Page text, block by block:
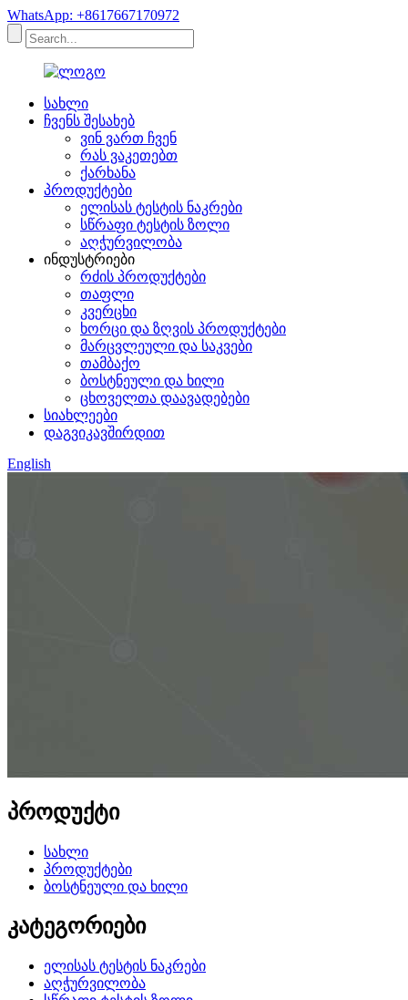
WhatsApp: +8617667170972
სახლი
ჩვენს შესახებ
ვინ ვართ ჩვენ
რას ვაკეთებთ
ქარხანა
პროდუქტები
ელისას ტესტის ნაკრები
სწრაფი ტესტის ზოლი
აღჭურვილობა
ინდუსტრიები
რძის პროდუქტები
თაფლი
კვერცხი
ხორცი და ზღვის პროდუქტები
მარცვლეული და საკვები
თამბაქო
ბოსტნეული და ხილი
ცხოველთა დაავადებები
სიახლეები
დაგვიკავშირდით
English
პროდუქტი
სახლი
პროდუქტები
ბოსტნეული და ხილი
კატეგორიები
ელისას ტესტის ნაკრები
აღჭურვილობა